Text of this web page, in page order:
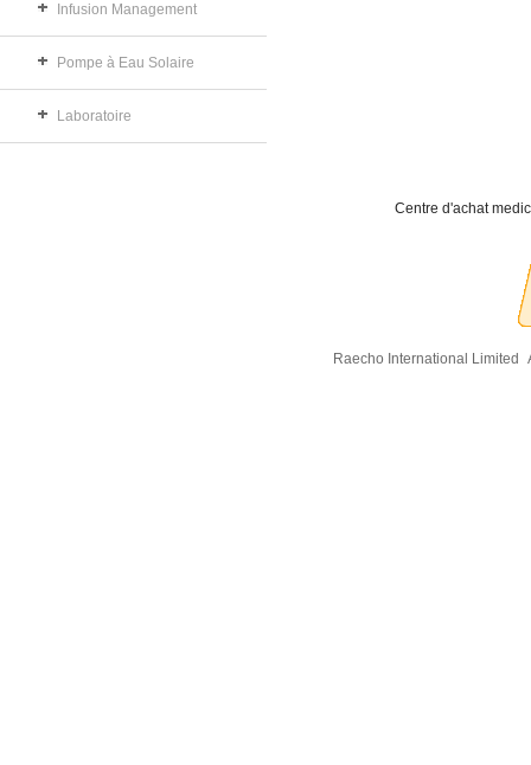
Infusion Management
Pompe à Eau Solaire
Laboratoire
Centre d'achat
Raecho International Limited